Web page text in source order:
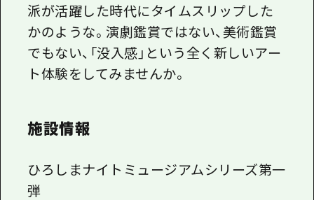
派が活躍した時代にタイムスリップした
かのような。演劇鑑賞ではない、美術鑑賞
でもない、「没入感」という全く新しいアー
ト体験をしてみませんか。
施設情報
ひろしまナイトミュージアムシリーズ第一
弾